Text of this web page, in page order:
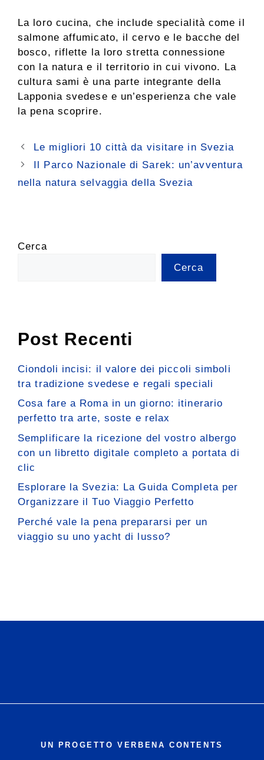
La loro cucina, che include specialità come il
salmone affumicato, il cervo e le bacche del
bosco, riflette la loro stretta connessione
con la natura e il territorio in cui vivono. La
cultura sami è una parte integrante della
Lapponia svedese e un’esperienza che vale
la pena scoprire.
Le migliori 10 città da visitare in Svezia
Il Parco Nazionale di Sarek: un’avventura
nella natura selvaggia della Svezia
Cerca
Cerca
Post Recenti
Ciondoli incisi: il valore dei piccoli simboli
tra tradizione svedese e regali speciali
Cosa fare a Roma in un giorno: itinerario
perfetto tra arte, soste e relax
Semplificare la ricezione del vostro albergo
con un libretto digitale completo a portata di
clic
Esplorare la Svezia: La Guida Completa per
Organizzare il Tuo Viaggio Perfetto
Perché vale la pena prepararsi per un
viaggio su uno yacht di lusso?
UN PROGETTO VERBENA CONTENTS